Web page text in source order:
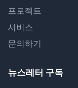
프로젝트
서비스
문의하기
뉴스레터 구독